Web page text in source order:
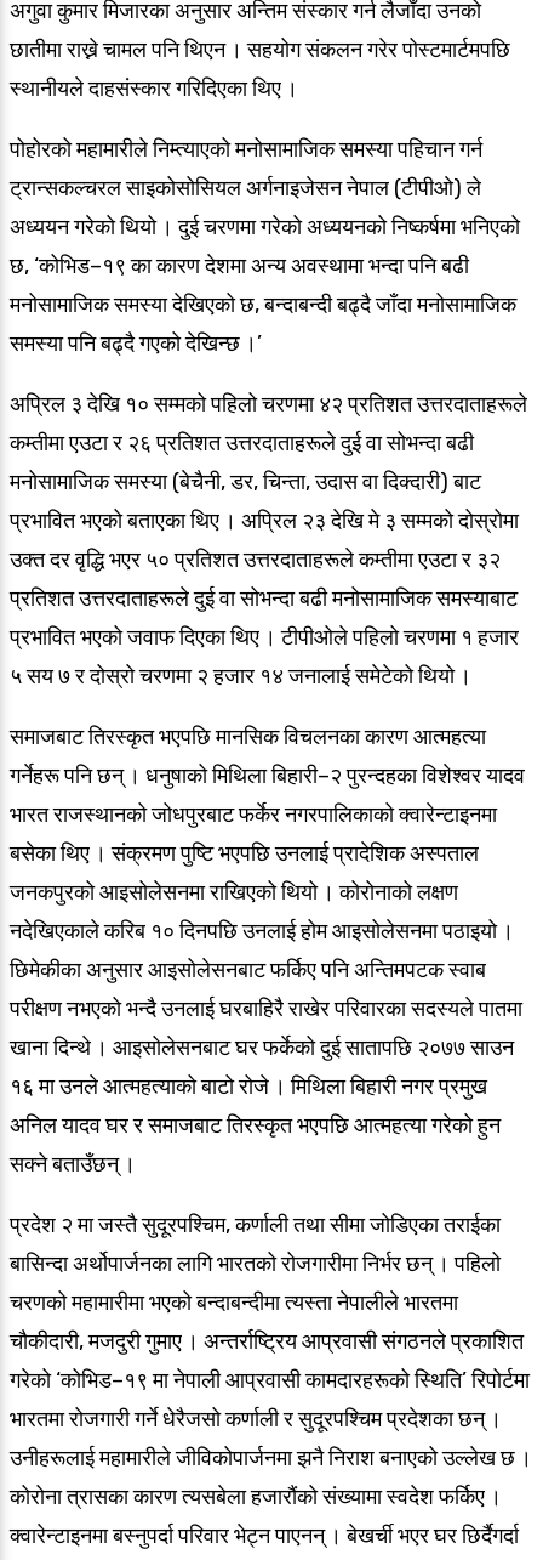
अगुवा कुमार मिजारका अनुसार अन्तिम संस्कार गर्न लैजाँदा उनको
छातीमा राख्ने चामल पनि थिएन । सहयोग संकलन गरेर पोस्टमार्टमपछि
स्थानीयले दाहसंस्कार गरिदिएका थिए ।
पोहोरको महामारीले निम्त्याएको मनोसामाजिक समस्या पहिचान गर्न
ट्रान्सकल्चरल साइकोसोसियल अर्गनाइजेसन नेपाल (टीपीओ) ले
अध्ययन गरेको थियो । दुई चरणमा गरेको अध्ययनको निष्कर्षमा भनिएको
छ, ‘कोभिड–१९ का कारण देशमा अन्य अवस्थामा भन्दा पनि बढी
मनोसामाजिक समस्या देखिएको छ, बन्दाबन्दी बढ्दै जाँदा मनोसामाजिक
समस्या पनि बढ्दै गएको देखिन्छ ।’
अप्रिल ३ देखि १० सम्मको पहिलो चरणमा ४२ प्रतिशत उत्तरदाताहरूले
कम्तीमा एउटा र २६ प्रतिशत उत्तरदाताहरूले दुई वा सोभन्दा बढी
मनोसामाजिक समस्या (बेचैनी, डर, चिन्ता, उदास वा दिक्दारी) बाट
प्रभावित भएको बताएका थिए । अप्रिल २३ देखि मे ३ सम्मको दोस्रोमा
उक्त दर वृद्धि भएर ५० प्रतिशत उत्तरदाताहरूले कम्तीमा एउटा र ३२
प्रतिशत उत्तरदाताहरूले दुई वा सोभन्दा बढी मनोसामाजिक समस्याबाट
प्रभावित भएको जवाफ दिएका थिए । टीपीओले पहिलो चरणमा १ हजार
५ सय ७ र दोस्रो चरणमा २ हजार १४ जनालाई समेटेको थियो ।
समाजबाट तिरस्कृत भएपछि मानसिक विचलनका कारण आत्महत्या
गर्नेहरू पनि छन् । धनुषाको मिथिला बिहारी–२ पुरन्दहका विशेश्वर यादव
भारत राजस्थानको जोधपुरबाट फर्केर नगरपालिकाको क्वारेन्टाइनमा
बसेका थिए । संक्रमण पुष्टि भएपछि उनलाई प्रादेशिक अस्पताल
जनकपुरको आइसोलेसनमा राखिएको थियो । कोरोनाको लक्षण
नदेखिएकाले करिब १० दिनपछि उनलाई होम आइसोलेसनमा पठाइयो ।
छिमेकीका अनुसार आइसोलेसनबाट फर्किए पनि अन्तिमपटक स्वाब
परीक्षण नभएको भन्दै उनलाई घरबाहिरै राखेर परिवारका सदस्यले पातमा
खाना दिन्थे । आइसोलेसनबाट घर फर्केको दुई सातापछि २०७७ साउन
१६ मा उनले आत्महत्याको बाटो रोजे । मिथिला बिहारी नगर प्रमुख
अनिल यादव घर र समाजबाट तिरस्कृत भएपछि आत्महत्या गरेको हुन
सक्ने बताउँछन् ।
प्रदेश २ मा जस्तै सुदूरपश्चिम, कर्णाली तथा सीमा जोडिएका तराईका
बासिन्दा अर्थोपार्जनका लागि भारतको रोजगारीमा निर्भर छन् । पहिलो
चरणको महामारीमा भएको बन्दाबन्दीमा त्यस्ता नेपालीले भारतमा
चौकीदारी, मजदुरी गुमाए । अन्तर्राष्ट्रिय आप्रवासी संगठनले प्रकाशित
गरेको ‘कोभिड–१९ मा नेपाली आप्रवासी कामदारहरूको स्थिति’ रिपोर्टमा
भारतमा रोजगारी गर्ने धेरैजसो कर्णाली र सुदूरपश्चिम प्रदेशका छन् ।
उनीहरूलाई महामारीले जीविकोपार्जनमा झनै निराश बनाएको उल्लेख छ ।
कोरोना त्रासका कारण त्यसबेला हजारौंको संख्यामा स्वदेश फर्किए ।
क्वारेन्टाइनमा बस्नुपर्दा परिवार भेट्न पाएनन् । बेखर्ची भएर घर छिर्दैगर्दा